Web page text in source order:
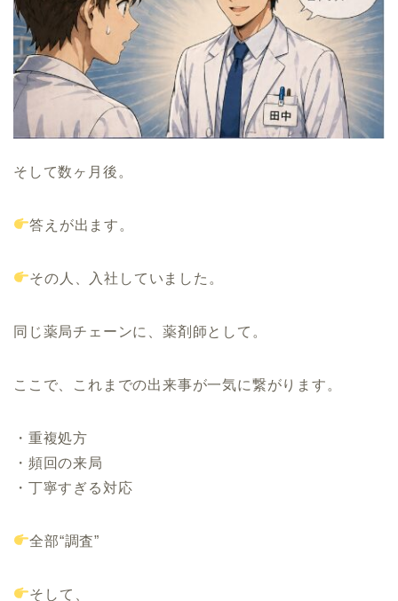
そして数ヶ月後。
答えが出ます。
その人、入社していました。
同じ薬局チェーンに、薬剤師として。
ここで、これまでの出来事が一気に繋がります。
・重複処方
・頻回の来局
・丁寧すぎる対応
全部“調査”
そして、